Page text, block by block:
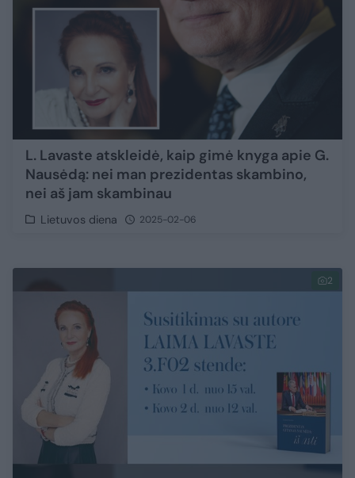
L. Lavaste atskleidė, kaip gimė knyga apie G.
Nausėdą: nei man prezidentas skambino,
nei aš jam skambinau
Lietuvos diena 2025-02-06
2